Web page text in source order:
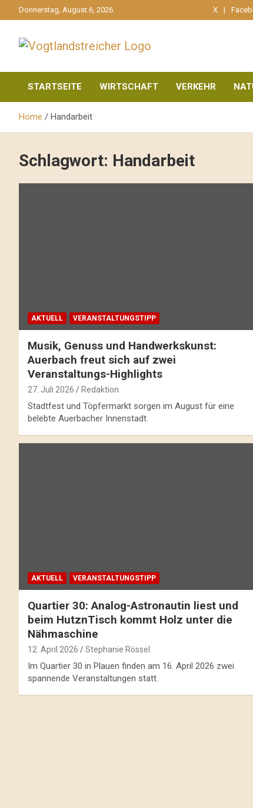
zum
Donnerstag, August 6, 2026 X
Vogtlandstreicher
STARTSEITE WIRTSCHAFT VERKEHR
Home Handarbeit
Schlagwort: Handarbeit
AKTUELL VERANSTALTUNGSTIPP
Musik, Genuss und Handwerkskunst:
Auerbach freut sich auf zwei
Veranstaltungs-Highlights
27. Juli 2026 Redaktion
Stadtfest und Töpfermarkt sorgen im August für eine
belebte Auerbacher Innenstadt.
AKTUELL VERANSTALTUNGSTIPP
Quartier 30: Analog-Astronautin liest und
beim HutznTisch kommt Holz unter die
Nähmaschine
12. April 2026 Stephanie Rössel
Im Quartier 30 in Plauen finden am 16. April 2026 zwei
spannende Veranstaltungen statt.